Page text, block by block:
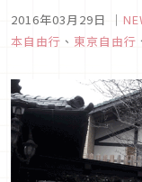
2016年03月29日 ｜
本自由行 、 東京自由行